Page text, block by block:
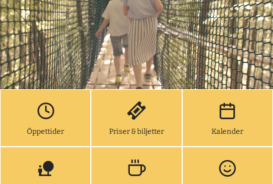
Öppettider Priser & biljetter Kalender